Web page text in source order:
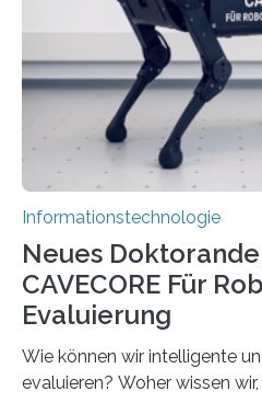
sind voneinander getrennt
bremst komplexe
immer größer werden und
verarbeiten müssen, steigt
Rechenarchitekturen. Neben
rücken dabei insbesondere…
Informationstechnologie
Neues
CAVECORE Für
Evaluierung
Wie können wir intelligente
evaluieren? Woher wissen